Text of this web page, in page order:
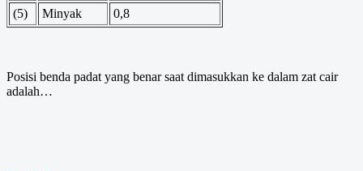
(5)
Minyak 0,8
Posisi benda padat yang benar saat dimasukkan ke dalam zat cair
adalah…